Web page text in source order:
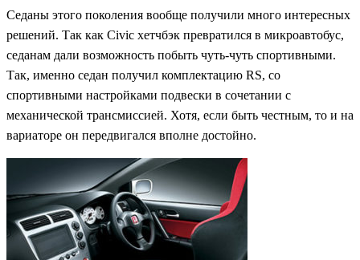
Седаны этого поколения вообще получили много интересных
решений. Так как Civic хетчбэк превратился в микроавтобус,
седанам дали возможность побыть чуть-чуть спортивными.
Так, именно седан получил комплектацию RS, со
спортивными настройками подвески в сочетании с
механической трансмиссией. Хотя, если быть честным, то и на
вариаторе он передвигался вполне достойно.